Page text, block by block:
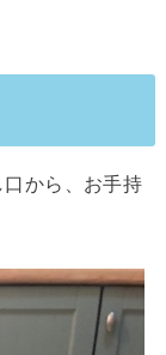
から、お手持